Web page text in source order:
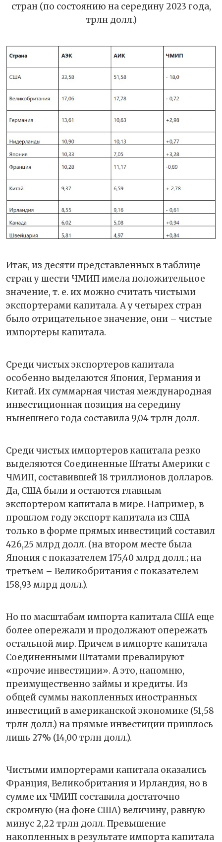
стран (по состоянию на середину 2023 года,
трлн долл.)
Итак, из десяти представленных в таблице
стран у шести ЧМИП имела положительное
значение, т. е. их можно считать чистыми
экспортерами капитала. А у четырех стран
было отрицательное значение, они – чистые
импортеры капитала.
Среди чистых экспортеров капитала
особенно выделаются Япония, Германия и
Китай. Их суммарная чистая международная
инвестиционная позиция на середину
нынешнего года составила 9,04 трлн долл.
Среди чистых импортеров капитала резко
выделяются Соединенные Штаты Америки с
ЧМИП, составившей 18 триллионов долларов.
Да, США были и остаются главным
экспортером капитала в мире. Например, в
прошлом году экспорт капитала из США
только в форме прямых инвестиций составил
426,25 млрд долл. (на втором месте была
Япония с показателем 175,40 млрд долл.; на
третьем – Великобритания с показателем
158,93 млрд долл.).
Но по масштабам импорта капитала США еще
более опережали и продолжают опережать
остальной мир. Причем в импорте капитала
Соединенными Штатами превалируют
«прочие инвестиции». А это, напомню,
преимущественно займы и кредиты. Из
общей суммы накопленных иностранных
инвестиций в американской экономике (51,58
трлн долл.) на прямые инвестиции пришлось
лишь 27% (14,00 трлн долл.).
Чистыми импортерами капитала оказались
Франция, Великобритания и Ирландия, но в
сумме их ЧМИП составила достаточно
скромную (на фоне США) величину, равную
минус 2,22 трлн долл. Превышение
накопленных в результате импорта капитала